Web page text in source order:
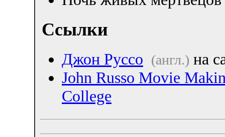
Ссылки
Джон Руссо (англ.) на
John Russo Movie
College